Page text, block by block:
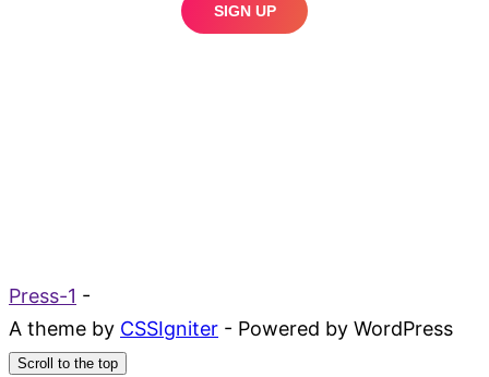
Press-1 -
A theme by CSSIgniter - Powered by WordPress
Scroll to the top